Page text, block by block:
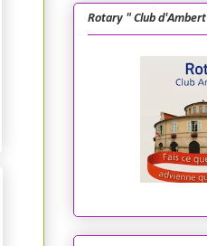
Rotary " Club